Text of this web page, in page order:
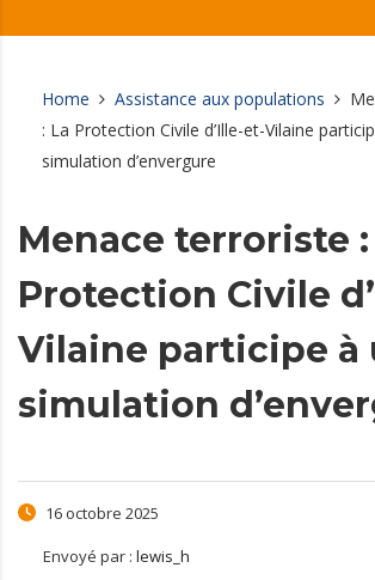
Home Assistance aux populations
: La Protection Civile d’Ille-et-Vilaine
simulation d’envergure
Menace terroriste :
Protection Civile
Vilaine participe à
simulation
16 octobre 2025
Envoyé par : lewis_h